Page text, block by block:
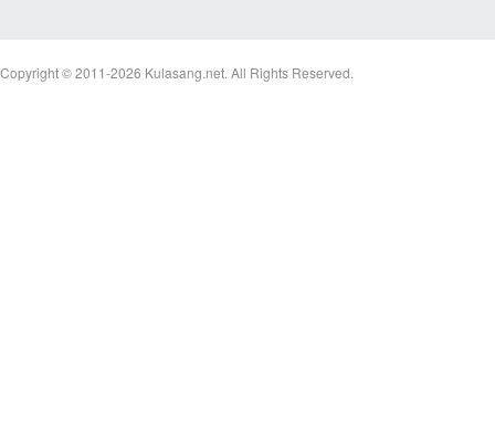
Copyright © 2011-2026 Kulasang.net. All Rights Reserved.